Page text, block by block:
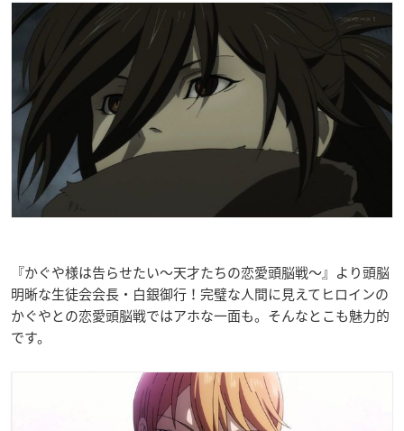
『かぐや様は告らせたい〜天才たちの恋愛頭脳戦〜』より頭脳
明晰な生徒会会長・白銀御行！完璧な人間に見えてヒロインの
かぐやとの恋愛頭脳戦ではアホな一面も。そんなとこも魅力的
です。